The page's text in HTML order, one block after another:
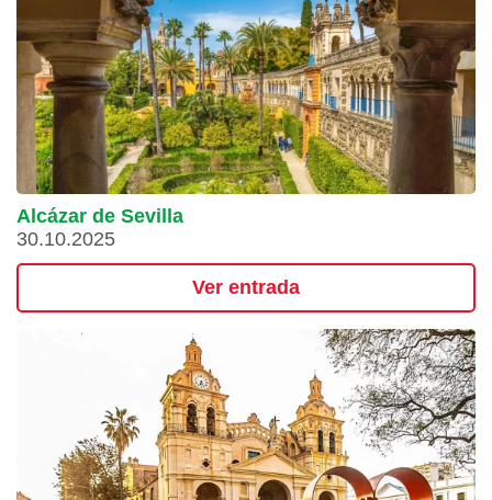
Alcázar de Sevilla
30.10.2025
Ver entrada